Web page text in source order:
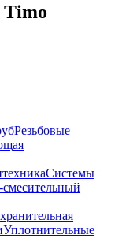
Timo
Резьбовые
Системы
Уплотнительные